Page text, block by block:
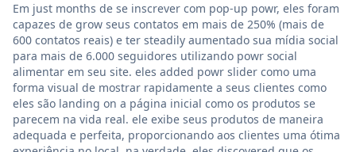
Em just months de se inscrever com pop-up powr, eles foram
capazes de grow seus contatos em mais de 250% (mais de
600 contatos reais) e ter steadily aumentado sua mídia social
para mais de 6.000 seguidores utilizando powr social
alimentar em seu site. eles added powr slider como uma
forma visual de mostrar rapidamente a seus clientes como
eles são landing on a página inicial como os produtos se
parecem na vida real. ele exibe seus produtos de maneira
adequada e perfeita, proporcionando aos clientes uma ótima